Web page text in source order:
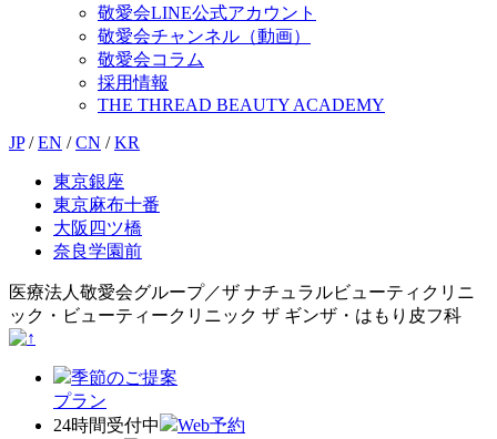
敬愛会LINE公式アカウント
敬愛会チャンネル（動画）
敬愛会コラム
採用情報
THE THREAD BEAUTY ACADEMY
JP / EN / CN / KR
東京銀座
東京麻布十番
大阪四ツ橋
奈良学園前
医療法人敬愛会グループ／ザ ナチュラルビューティクリニ
ック・ビューティークリニック ザ ギンザ・はもり皮フ科
季節のご提案
プラン
24時間受付中
Web予約